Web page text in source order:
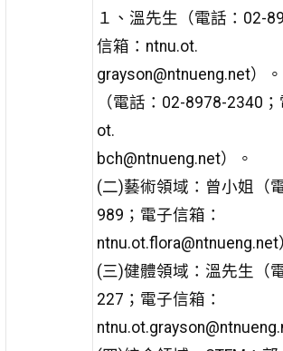
１、溫先生（電話：02-
信箱：ntnu.ot.
grayson@ntnueng.net）
（電話：02-8978-2340
ot.
bch@ntnueng.net）。
(二)藝術領域：曾小姐（
989；電子信箱：
ntnu.ot.flora@ntnueng.net
(三)健體領域：溫先生（
227；電子信箱：